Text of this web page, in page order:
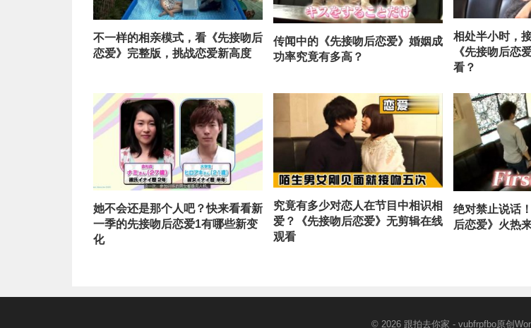
不一样的相亲模式，看《先接吻后
恋爱》完整版，挑战恋爱新高度
传闻中的《先接吻后恋爱》婚姻成
功率究竟有多高？
相处半小时，
《先接吻后恋
看？
她不会还是那个人吧？快来看看新
一季的先接吻后恋爱1有哪些新变
化
究竟有多少对恋人在节目中相识相
爱？《先接吻后恋爱》无剪辑在线
观看
绝对禁止说话
后恋爱》火热
© 2026 跟拍去你家 - vubfrpfbo原创